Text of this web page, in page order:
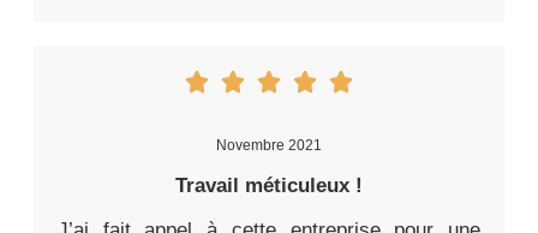
Novembre 2021
Travail méticuleux !